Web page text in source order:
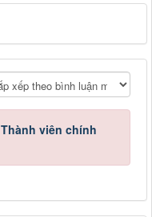
Thành viên chính